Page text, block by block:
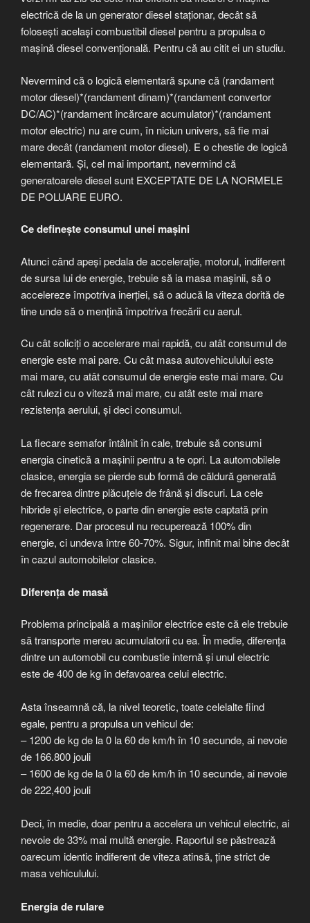
electrică de la un generator diesel staționar, decât să
folosești același combustibil diesel pentru a propulsa o
mașină diesel convențională. Pentru că au citit ei un studiu.
Nevermind că o logică elementară spune că (randament
motor diesel)*(randament dinam)*(randament convertor
DC/AC)*(randament încărcare acumulator)*(randament
motor electric) nu are cum, în niciun univers, să fie mai
mare decât (randament motor diesel). E o chestie de logică
elementară. Și, cel mai important, nevermind că
generatoarele diesel sunt EXCEPTATE DE LA NORMELE
DE POLUARE EURO.
Ce definește consumul unei mașini
Atunci când apeși pedala de accelerație, motorul, indiferent
de sursa lui de energie, trebuie să ia masa mașinii, să o
accelereze împotriva inerției, să o aducă la viteza dorită de
tine unde să o mențină împotriva frecării cu aerul.
Cu cât soliciți o accelerare mai rapidă, cu atât consumul de
energie este mai pare. Cu cât masa autovehiculului este
mai mare, cu atât consumul de energie este mai mare. Cu
cât rulezi cu o viteză mai mare, cu atât este mai mare
rezistența aerului, și deci consumul.
La fiecare semafor întâlnit în cale, trebuie să consumi
energia cinetică a mașinii pentru a te opri. La automobilele
clasice, energia se pierde sub formă de căldură generată
de frecarea dintre plăcuțele de frână și discuri. La cele
hibride și electrice, o parte din energie este captată prin
regenerare. Dar procesul nu recuperează 100% din
energie, ci undeva între 60-70%. Sigur, infinit mai bine decât
în cazul automobilelor clasice.
Diferența de masă
Problema principală a mașinilor electrice este că ele trebuie
să transporte mereu acumulatorii cu ea. În medie, diferența
dintre un automobil cu combustie internă și unul electric
este de 400 de kg în defavoarea celui electric.
Asta înseamnă că, la nivel teoretic, toate celelalte fiind
egale, pentru a propulsa un vehicul de:
– 1200 de kg de la 0 la 60 de km/h în 10 secunde, ai nevoie
de 166.800 jouli
– 1600 de kg de la 0 la 60 de km/h în 10 secunde, ai nevoie
de 222,400 jouli
Deci, în medie, doar pentru a accelera un vehicul electric, ai
nevoie de 33% mai multă energie. Raportul se păstrează
oarecum identic indiferent de viteza atinsă, ține strict de
masa vehiculului.
Energia de rulare